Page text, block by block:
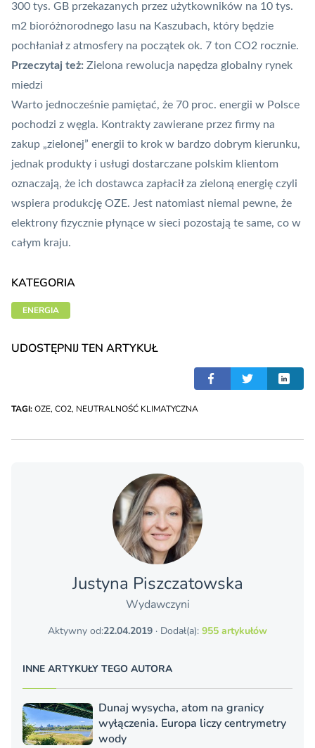
300 tys. GB przekazanych przez użytkowników na 10 tys.
m2 bioróżnorodnego lasu na Kaszubach, który będzie
pochłaniał z atmosfery na początek ok. 7 ton CO2 rocznie.
Przeczytaj też: Zielona rewolucja napędza globalny rynek
miedzi
Warto jednocześnie pamiętać, że 70 proc. energii w Polsce
pochodzi z węgla. Kontrakty zawierane przez firmy na
zakup „zielonej” energii to krok w bardzo dobrym kierunku,
jednak produkty i usługi dostarczane polskim klientom
oznaczają, że ich dostawca zapłacił za zieloną energię czyli
wspiera produkcję OZE. Jest natomiast niemal pewne, że
elektrony fizycznie płynące w sieci pozostają te same, co w
całym kraju.
KATEGORIA
ENERGIA
UDOSTĘPNIJ TEN ARTYKUŁ
TAGI:OZE, CO2, NEUTRALNOŚĆ KLIMATYCZNA
Justyna Piszczatowska
Wydawczyni
Aktywny od:22.04.2019 · Dodał(a): 955 artykułów
INNE ARTYKUŁY TEGO AUTORA
Dunaj wysycha, atom na granicy
wyłączenia. Europa liczy centrymetry
wody